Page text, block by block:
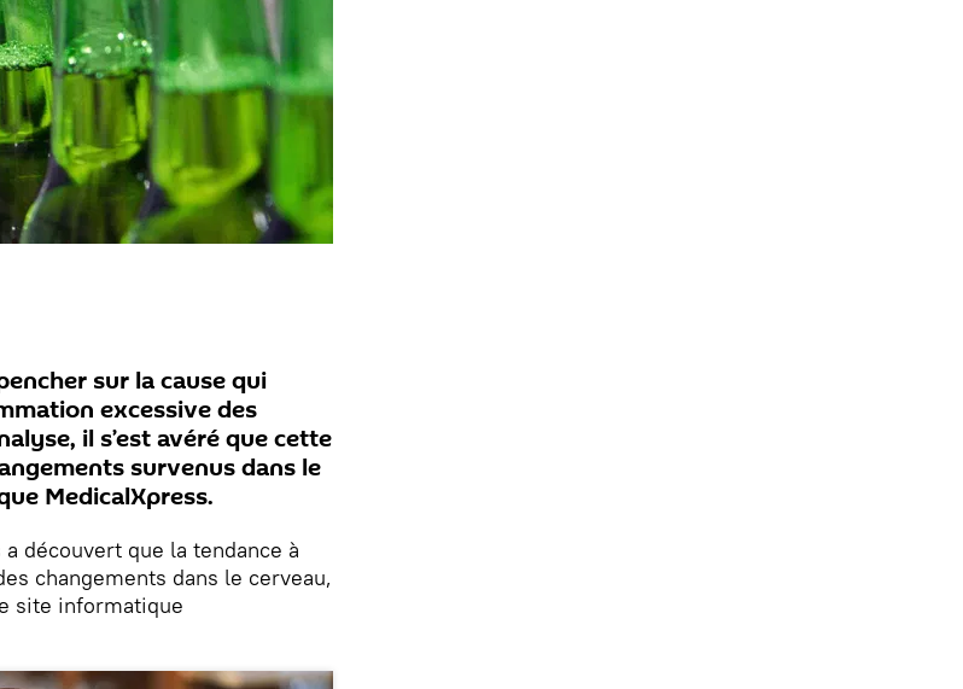
sur la cause qui
excessive des
il s’est avéré que cette
survenus dans le
MedicalXpress.
découvert que la tendance à
changements dans le cerveau,
site informatique